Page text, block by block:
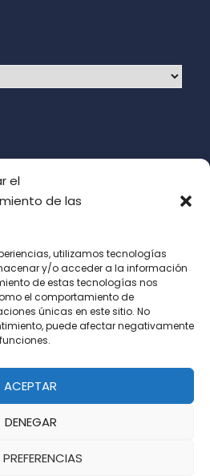
el
de las
utilizamos tecnologías
y/o acceder a la información
de estas tecnologías nos
el comportamiento de
únicas en este sitio. No
puede afectar negativamente
ACEPTAR
DENEGAR
de uso (LOPD)